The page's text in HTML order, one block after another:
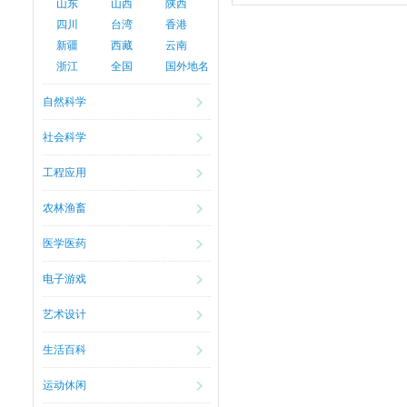
山东 山西
陕西
四川
台湾
香港
新疆
西藏
云南
浙江
全国 国外地名
自然科学
社会科学
工程应用
农林渔畜
医学医药
电子游戏
艺术设计
生活百科
运动休闲